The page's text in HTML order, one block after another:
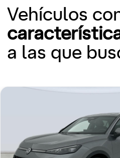
Vehículos
a las que